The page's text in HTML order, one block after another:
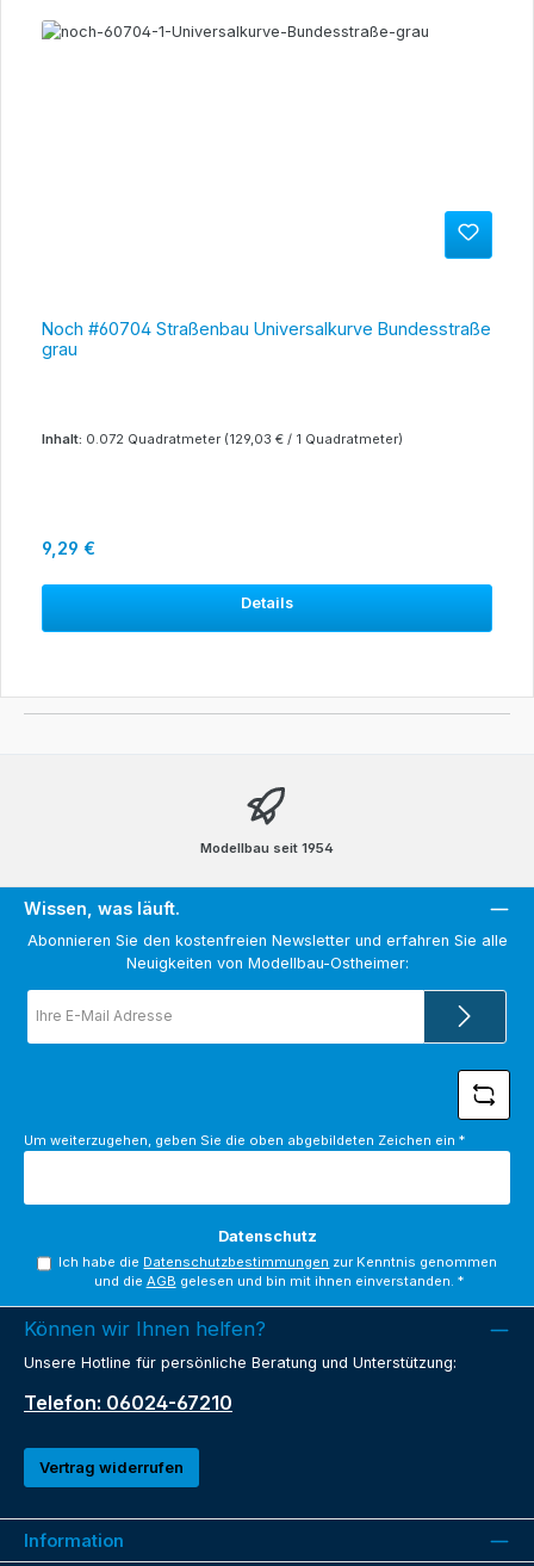
Noch #60704 Straßenbau Universalkurve Bundesstraße
grau
Inhalt: 0.072 Quadratmeter (129,03 € / 1 Quadratmeter)
Regulärer Preis:
9,29 €
Details
Modellbau seit 1954
Wissen, was läuft.
Abonnieren Sie den kostenfreien Newsletter und erfahren Sie alle
Neuigkeiten von Modellbau-Ostheimer:
Mail-
Um weiterzugehen, geben Sie die oben abgebildeten Zeichen ein *
Datenschutz
Ich habe die Datenschutzbestimmungen zur Kenntnis genommen
und die AGB gelesen und bin mit ihnen einverstanden. *
Können wir Ihnen helfen?
Unsere Hotline für persönliche Beratung und Unterstützung:
Telefon: 06024-67210
Vertrag widerrufen
Information